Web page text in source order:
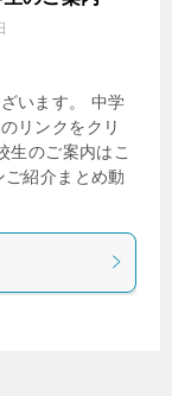
います。 中学
リンクをクリ
生のご案内はこ
紹介まとめ動